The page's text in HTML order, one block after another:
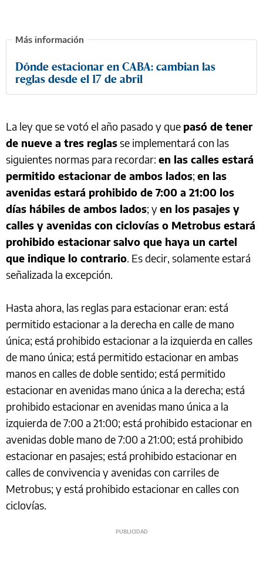
Dónde estacionar en CABA: cambian las
reglas desde el 17 de abril
La ley que se votó el año pasado y que pasó de tener
de nueve a tres reglasse implementará con las
siguientes normas para recordar: en las calles estará
permitido estacionar de ambos lados; en las
avenidas estará prohibido de 7:00 a 21:00 los
días hábiles de ambos lados; yen los pasajes y
calles y avenidas con ciclovías o Metrobus estará
prohibido estacionar salvo que haya un cartel
que indique lo contrario. Es decir, solamente estará
señalizada la excepción.
Hasta ahora, las reglas para estacionar eran: está
permitido estacionar a la derecha en calle de mano
única; está prohibido estacionar a la izquierda en calles
de mano única; está permitido estacionar en ambas
manos en calles de doble sentido; está permitido
estacionar en avenidas mano única a la derecha; está
prohibido estacionar en avenidas mano única a la
izquierda de 7:00 a 21:00; está prohibido estacionar en
avenidas doble mano de 7:00 a 21:00; está prohibido
estacionar en pasajes; está prohibido estacionar en
calles de convivencia y avenidas con carriles de
Metrobus; y está prohibido estacionar en calles con
ciclovías.